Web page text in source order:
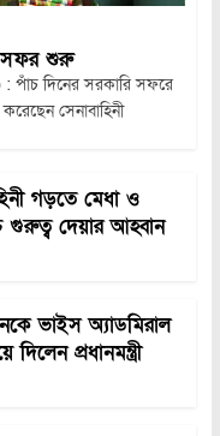
সফর শুরু
পাঁচ দিনের সরকারি সফরে
সেনাবাহিনী
গড়তে মেধা ও
গুরুত্ব দেয়ার আহ্বান
ভাইস অ্যাডমিরাল
প্রধানমন্ত্রী